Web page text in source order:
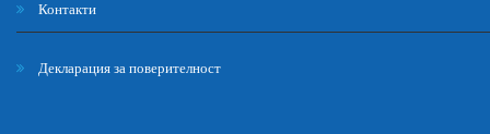
Контакти
Декларация за поверителност